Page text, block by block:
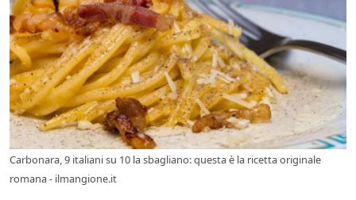
Carbonara, 9 italiani su 10 la sbagliano: questa è la ricetta originale
romana - ilmangione.it